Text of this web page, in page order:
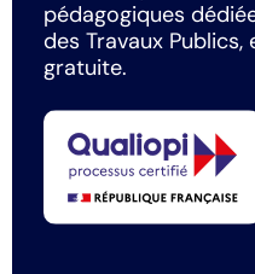
pédagogiques
des Travaux Publics,
gratuite.